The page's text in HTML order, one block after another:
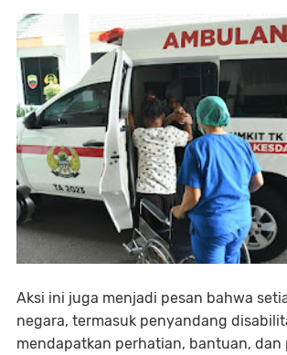
Aksi ini juga menjadi pesan bahwa
negara, termasuk penyandang
mendapatkan perhatian, bantuan, dan